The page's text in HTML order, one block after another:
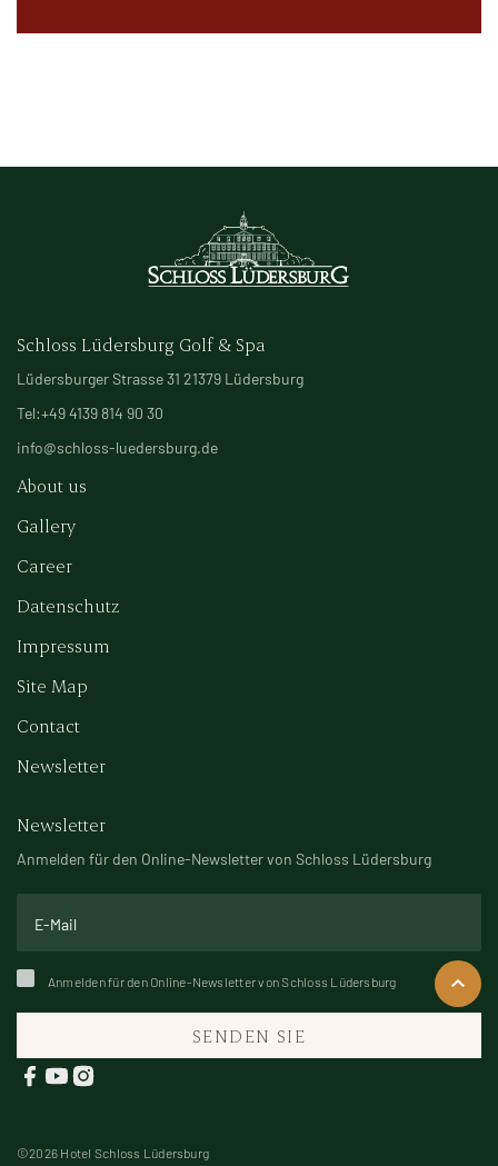
Schloss Lüdersburg Golf & Spa
Lüdersburger Strasse 31 21379 Lüdersburg
Tel:+49 4139 814 90 30
info@schloss-luedersburg.de
About us
Gallery
Career
Datenschutz
Impressum
Site Map
Contact
Newsletter
Newsletter
Anmelden für den Online-Newsletter von Schloss Lüdersburg
Anmelden für den Online-Newsletter von Schloss Lüdersburg
SENDEN SIE
©2026 Hotel Schloss Lüdersburg